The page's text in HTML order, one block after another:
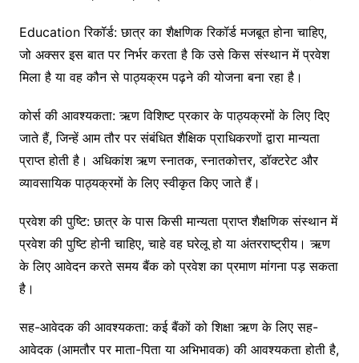
Education रिकॉर्ड: छात्र का शैक्षणिक रिकॉर्ड मजबूत होना चाहिए,
जो अक्सर इस बात पर निर्भर करता है कि उसे किस संस्थान में प्रवेश
मिला है या वह कौन से पाठ्यक्रम पढ़ने की योजना बना रहा है।
कोर्स की आवश्यकता: ऋण विशिष्ट प्रकार के पाठ्यक्रमों के लिए दिए
जाते हैं, जिन्हें आम तौर पर संबंधित शैक्षिक प्राधिकरणों द्वारा मान्यता
प्राप्त होती है। अधिकांश ऋण स्नातक, स्नातकोत्तर, डॉक्टरेट और
व्यावसायिक पाठ्यक्रमों के लिए स्वीकृत किए जाते हैं।
प्रवेश की पुष्टि: छात्र के पास किसी मान्यता प्राप्त शैक्षणिक संस्थान में
प्रवेश की पुष्टि होनी चाहिए, चाहे वह घरेलू हो या अंतरराष्ट्रीय। ऋण
के लिए आवेदन करते समय बैंक को प्रवेश का प्रमाण मांगना पड़ सकता
है।
सह-आवेदक की आवश्यकता: कई बैंकों को शिक्षा ऋण के लिए सह-
आवेदक (आमतौर पर माता-पिता या अभिभावक) की आवश्यकता होती है,